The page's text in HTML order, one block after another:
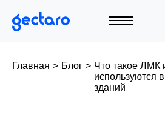
Главная > Блог > Что такое ЛМК
используются
зданий